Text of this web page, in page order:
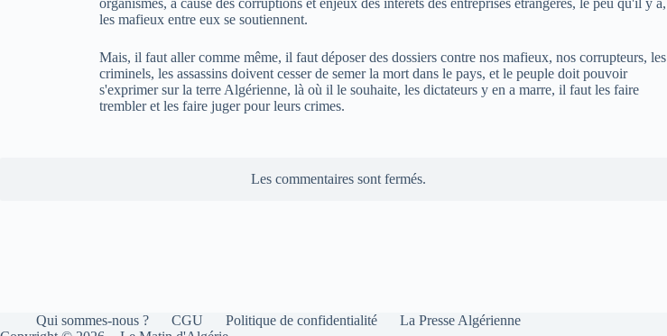
les mafieux entre eux se soutiennent.
Mais, il faut aller comme même, il faut déposer des dossiers contre nos mafieux, nos corrupteurs, les
criminels, les assassins doivent cesser de semer la mort dans le pays, et le peuple doit pouvoir
s'exprimer sur la terre Algérienne, là où il le souhaite, les dictateurs y en a marre, il faut les faire
trembler et les faire juger pour leurs crimes.
Les commentaires sont fermés.
Qui sommes-nous ? CGU Politique de confidentialité
La Presse Algérienne